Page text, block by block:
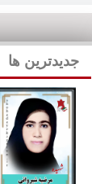
جدیدترین ها